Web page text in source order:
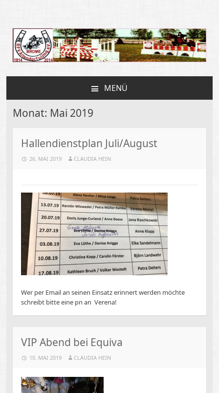
Reit und Fahrverein
Altendorf
MENÜ
ZUM
INHALT
SPRINGEN
Monat: Mai 2019
Hallendienstplan Juli/August
26. MAI 2019 CLAUDIA HEIN
Wer per Email an seinen Einsatz erinnert werden möchte
schreibt bitte eine pn an Verena!
VIP Abend bei Equiva
10. MAI 2019 CLAUDIA HEIN